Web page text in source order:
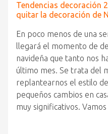
Tendencias decoración
quitar la decoración de
En poco menos de una
llegará el momento de
navideña que tanto nos
último mes. Se trata del
replantearnos el estilo
pequeños cambios en
muy significativos.